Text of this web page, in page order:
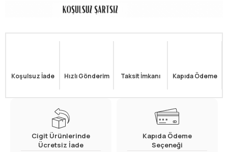
Koşulsuz İade Hızlı Gönderim Taksit İmkanı Kapıda Ödeme
Cigit Ürünlerinde
Ücretsiz İade
Kapıda Ödeme
Seçeneği